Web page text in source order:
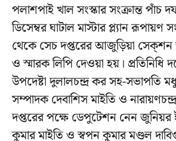
পলাশপাই খাল সংস্কার সংক্রান্ত পাঁচ
ডিসেম্বর ঘাটাল মাস্টার প্ল‍্যান রূপায়ণ
থেকে সেচ দপ্তরের আজুড়িয়া
ও স্মারক লিপি দেওয়া হয়। প্রতিনিধি
উপদেষ্টা দুলালচন্দ্র কর সহ-সভাপতি
সম্পাদক দেবাশিস মাইতি ও
দপ্তরের পক্ষে ডেপুটেশন নেন
কুমার মাইতি ও স্বপন কুমার মণ্ডল